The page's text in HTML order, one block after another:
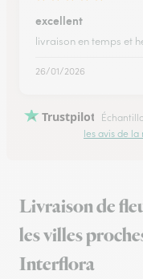
excellent
livraison en temps et
26/01/2026
Trustpilot
les avis de
Livraison de
les villes
Interflora